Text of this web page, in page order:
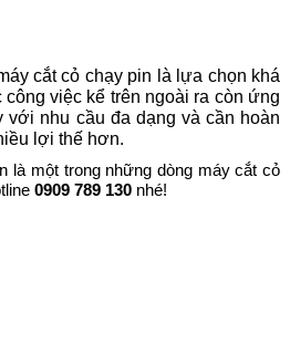
cắt cỏ chạy pin là lựa chọn khá
công việc kể trên ngoài ra còn ứng
nhu cầu đa dạng và cần hoàn
lợi thế hơn.
là một trong những dòng máy cắt cỏ
0909 789 130 nhé!